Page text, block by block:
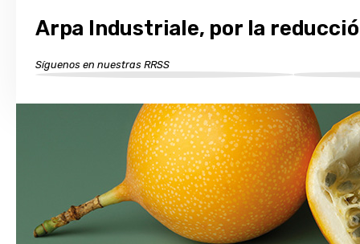
Arpa Industriale, por la
Síguenos en nuestras RRSS